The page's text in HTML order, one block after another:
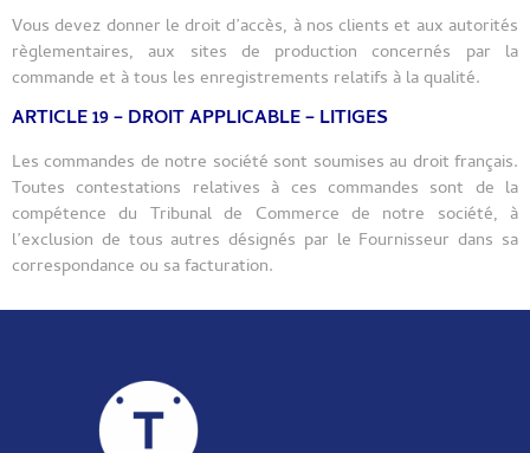
Vous devez donner le droit d’accès, à nos clients et aux autorités
règlementaires, aux sites de production concernés par la
commande et à tous les enregistrements relatifs à la qualité.
ARTICLE 19 – DROIT APPLICABLE – LITIGES
Les commandes de notre société sont soumises au droit français.
Toutes contestations relatives à ces commandes sont de la
compétence du Tribunal de Commerce de notre société, à
l’exclusion de tous autres désignés par le Fournisseur dans sa
correspondance ou sa facturation.